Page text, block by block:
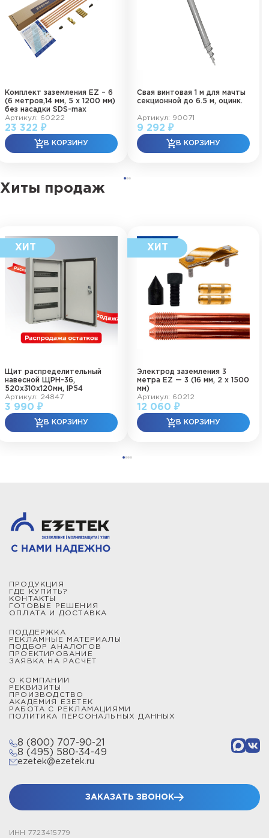
Комплект заземления EZ – 6
(6 метров,14 мм, 5 х 1200 мм)
без насадки SDS-max
Артикул: 60222
23 322 ₽
Свая винтовая 1 м для мачты
секционной до 6.5 м, оцинк.
Артикул: 90071
9 292 ₽
Хиты продаж
Щит распределительный
навесной ЩРН-36,
520х310х120мм, IP54
Артикул: 24847
3 990 ₽
Электрод заземления 3
метра EZ — 3 (16 мм, 2 х 1500
мм)
Артикул: 60212
12 060 ₽
ПРОДУКЦИЯ
ГДЕ КУПИТЬ?
КОНТАКТЫ
ГОТОВЫЕ РЕШЕНИЯ
ОПЛАТА И ДОСТАВКА
ПОДДЕРЖКА
РЕКЛАМНЫЕ МАТЕРИАЛЫ
ПОДБОР АНАЛОГОВ
ПРОЕКТИРОВАНИЕ
ЗАЯВКА НА РАСЧЕТ
О КОМПАНИИ
РЕКВИЗИТЫ
ПРОИЗВОДСТВО
АКАДЕМИЯ ЕЗЕТЕК
РАБОТА С РЕКЛАМАЦИЯМИ
ПОЛИТИКА ПЕРСОНАЛЬНЫХ ДАННЫХ
8 (800) 707-90-21
8 (495) 580-34-49
ezetek@ezetek.ru
ЗАКАЗАТЬ ЗВОНОК
ИНН 7723415779